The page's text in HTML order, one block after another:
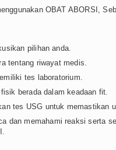
OBAT ABORSI,
pilihan anda.
tentang riwayat medis.
tes laboratorium.
berada dalam keadaan fit.
tes USG untuk memastikan
dan memahami reaksi serta